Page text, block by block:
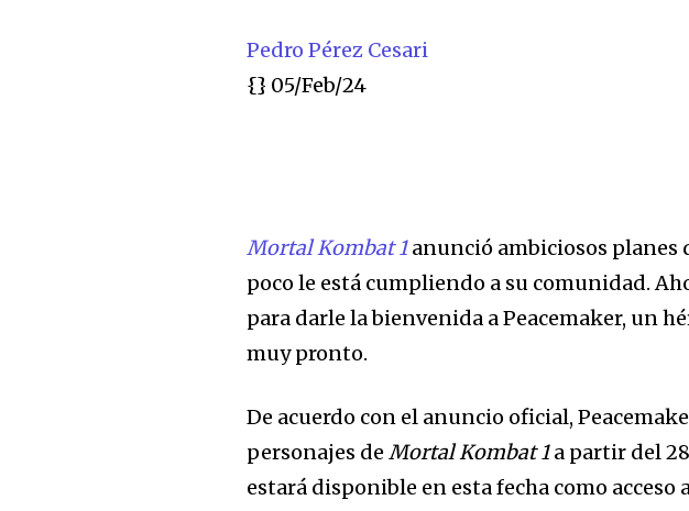
Pedro Pérez Cesari
{} 05/Feb/24
Mortal Kombat 1anunció ambiciosos planes
poco le está cumpliendo a su comunidad.
para darle la bienvenida a Peacemaker, un
muy pronto.
De acuerdo con el anuncio oficial,
personajes deMortal Kombat 1a partir del
estará disponible en esta fecha como